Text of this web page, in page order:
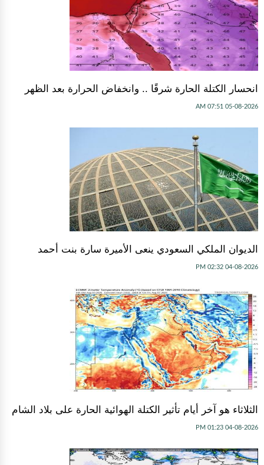
انحسار الكتلة الحارة شرقًا .. وانخفاض الحرارة بعد الظهر
05-08-2026 07:51 AM
الديوان الملكي السعودي ينعى الأميرة سارة بنت أحمد
04-08-2026 02:32 PM
الثلاثاء هو آخر أيام تأثير الكتلة الهوائية الحارة على بلاد الشام
04-08-2026 01:23 PM